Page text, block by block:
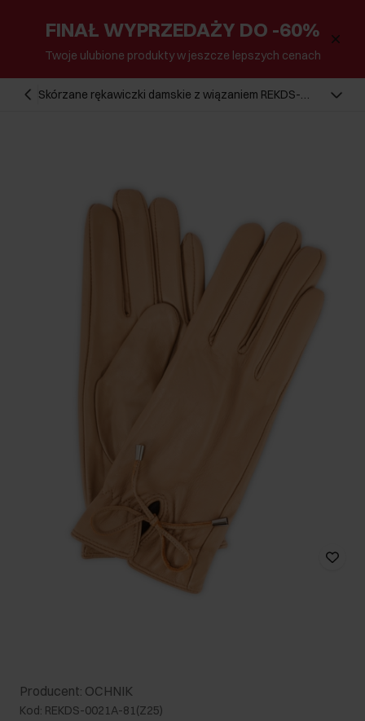
FINAŁ WYPRZEDAŻY DO -60%
Twoje ulubione produkty w jeszcze lepszych cenach
Skórzane rękawiczki damskie z wiązaniem REKDS-
Producent: OCHNIK
Kod: REKDS-0021A-81(Z25)